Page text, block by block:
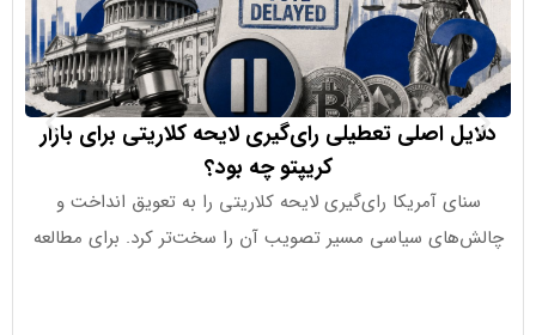
اصلی تعطیلی رای‌گیری لایحه کلاریتی برای بازار
کریپتو چه بود؟
آمریکا رای‌گیری لایحه کلاریتی را به تعویق انداخت و
سیاسی مسیر تصویب آن را سخت‌تر کرد. برای مطالعه